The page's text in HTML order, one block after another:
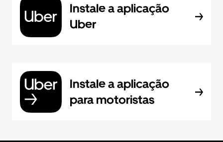
Instale a aplicação
Uber
Instale a aplicação
para motoristas